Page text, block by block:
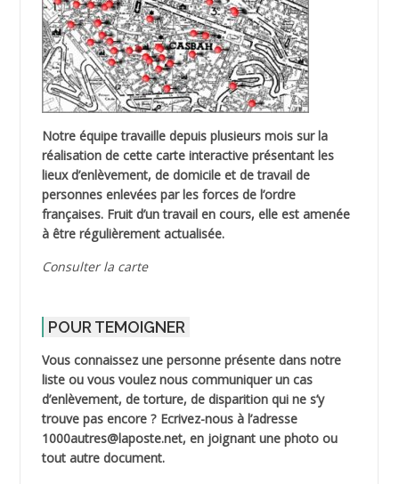
Notre équipe travaille depuis plusieurs mois sur la
réalisation de cette carte interactive présentant les
lieux d’enlèvement, de domicile et de travail de
personnes enlevées par les forces de l’ordre
françaises. Fruit d’un travail en cours, elle est amenée
à être régulièrement actualisée.
Consulter la carte
POUR TEMOIGNER
Vous connaissez une personne présente dans notre
liste ou vous voulez nous communiquer un cas
d’enlèvement, de torture, de disparition qui ne s’y
trouve pas encore ? Ecrivez-nous à l’adresse
1000autres@laposte.net, en joignant une photo ou
tout autre document.